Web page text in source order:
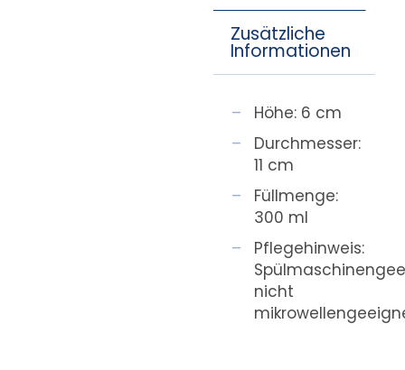
Zusätzliche
Informationen
Höhe: 6 cm
Durchmesser:
11 cm
Füllmenge:
300 ml
Pflegehinweis:
nicht